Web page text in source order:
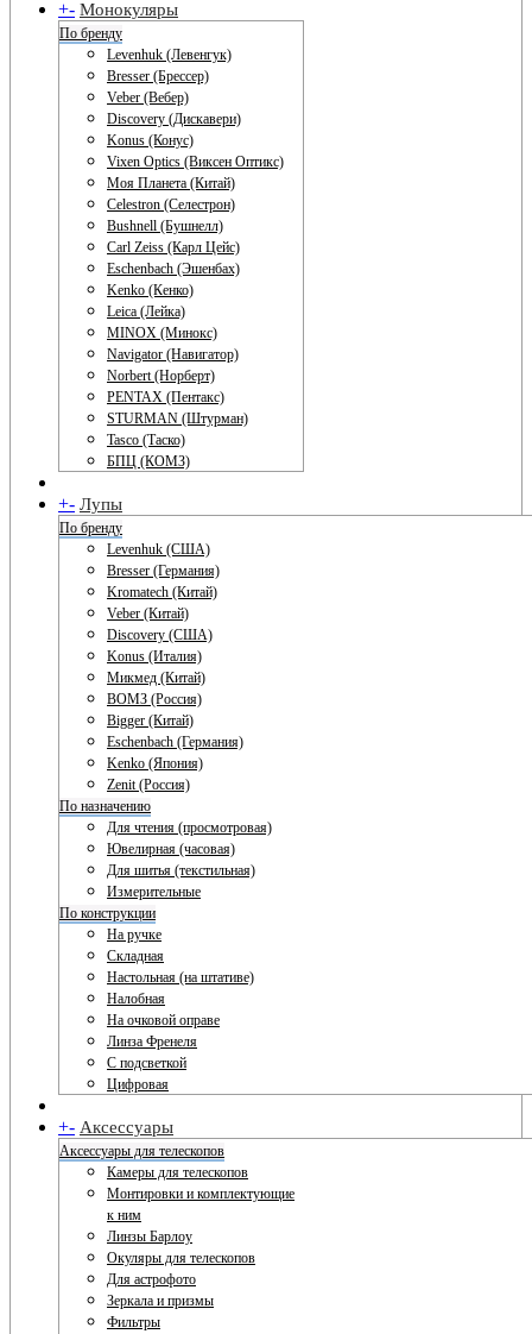
+- Монокуляры
По бренду
Levenhuk (Левенгук)
Bresser (Брессер)
Veber (Вебер)
Discovery (Дискавери)
Konus (Конус)
Vixen Optics (Виксен Оптикс)
Моя Планета (Китай)
Celestron (Селестрон)
Bushnell (Бушнелл)
Carl Zeiss (Карл Цейс)
Eschenbach (Эшенбах)
Kenko (Кенко)
Leica (Лейка)
MINOX (Минокс)
Navigator (Навигатор)
Norbert (Норберт)
PENTAX (Пентакс)
STURMAN (Штурман)
Tasco (Таско)
БПЦ (КОМЗ)
+- Лупы
По бренду
Levenhuk (США)
Bresser (Германия)
Kromatech (Китай)
Veber (Китай)
Discovery (США)
Konus (Италия)
Микмед (Китай)
ВОМЗ (Россия)
Bigger (Китай)
Eschenbach (Германия)
Kenko (Япония)
Zenit (Россия)
По назначению
Для чтения (просмотровая)
Ювелирная (часовая)
Для шитья (текстильная)
Измерительные
По конструкции
На ручке
Складная
Настольная (на штативе)
Налобная
На очковой оправе
Линза Френеля
С подсветкой
Цифровая
+- Аксессуары
Аксессуары для телескопов
Камеры для телескопов
Монтировки и комплектующие
к ним
Линзы Барлоу
Окуляры для телескопов
Для астрофото
Зеркала и призмы
Фильтры